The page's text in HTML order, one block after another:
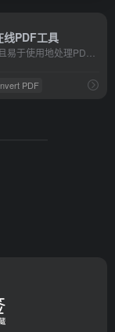
PDF工具
PDF